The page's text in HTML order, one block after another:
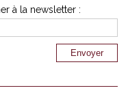
à la newsletter :